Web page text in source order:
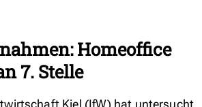
Homeoffice
7. Stelle
Kiel (IfW) hat untersucht,